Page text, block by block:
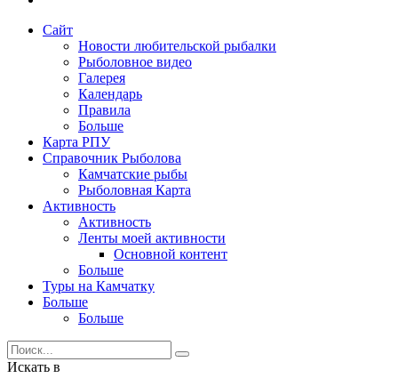
Сайт
Новости любительской рыбалки
Рыболовное видео
Галерея
Календарь
Правила
Больше
Карта РПУ
Справочник Рыболова
Камчатские рыбы
Рыболовная Карта
Активность
Активность
Ленты моей активности
Основной контент
Больше
Туры на Камчатку
Больше
Больше
Искать в